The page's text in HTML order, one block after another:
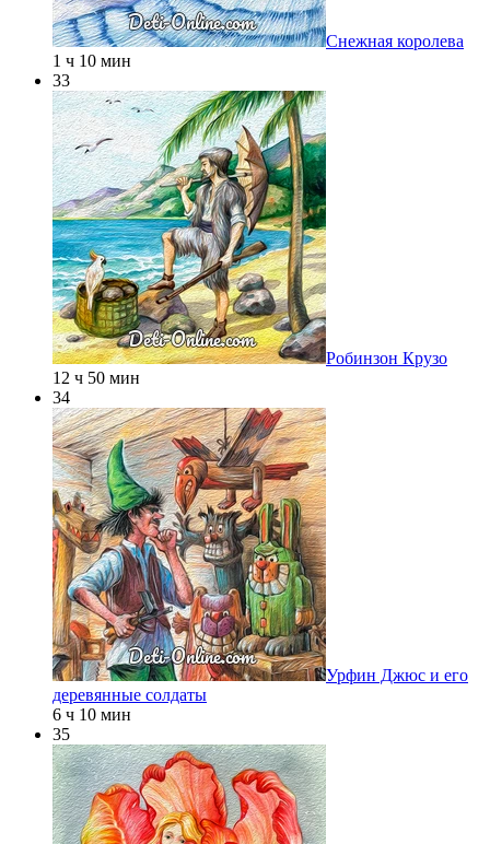
Снежная королева
1 ч 10 мин
33
Робинзон Крузо
12 ч 50 мин
34
Урфин Джюс и его
деревянные солдаты
6 ч 10 мин
35